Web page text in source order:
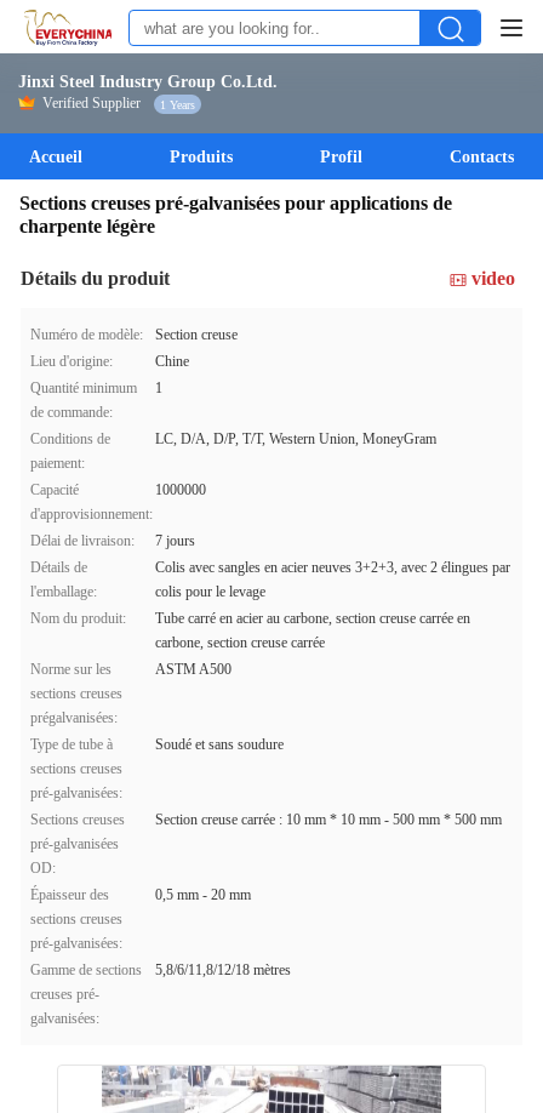
Jinxi Steel Industry Group Co.Ltd.
Verified Supplier 1 Years
Accueil Produits Profil Contacts
Sections creuses pré-galvanisées pour applications de
charpente légère
Détails du produit video
Numéro de modèle:
Section creuse
Lieu d'origine:
Chine
Quantité minimum
de commande:
1
Conditions de
paiement:
LC, D/A, D/P, T/T, Western Union, MoneyGram
Capacité
d'approvisionnement:
1000000
Délai de livraison:
7 jours
Détails de
l'emballage:
Colis avec sangles en acier neuves 3+2+3, avec 2 élingues par
colis pour le levage
Nom du produit:
Tube carré en acier au carbone, section creuse carrée en
carbone, section creuse carrée
Norme sur les
sections creuses
prégalvanisées:
ASTM A500
Type de tube à
sections creuses
pré-galvanisées:
Soudé et sans soudure
Sections creuses
pré-galvanisées
OD:
Section creuse carrée : 10 mm * 10 mm - 500 mm * 500 mm
Épaisseur des
sections creuses
pré-galvanisées:
0,5 mm - 20 mm
Gamme de sections
creuses pré-
galvanisées:
5,8/6/11,8/12/18 mètres